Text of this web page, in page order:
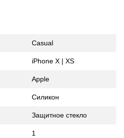
Casual
iPhone X | XS
Apple
Силикон
Защитное стекло
1